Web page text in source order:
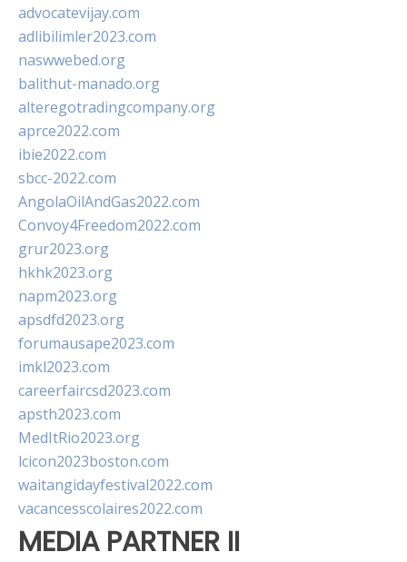
advocatevijay.com
adlibilimler2023.com
naswwebed.org
balithut-manado.org
alteregotradingcompany.org
aprce2022.com
ibie2022.com
sbcc-2022.com
AngolaOilAndGas2022.com
Convoy4Freedom2022.com
grur2023.org
hkhk2023.org
napm2023.org
apsdfd2023.org
forumausape2023.com
imkl2023.com
careerfaircsd2023.com
apsth2023.com
MedItRio2023.org
lcicon2023boston.com
waitangidayfestival2022.com
vacancesscolaires2022.com
MEDIA PARTNER II